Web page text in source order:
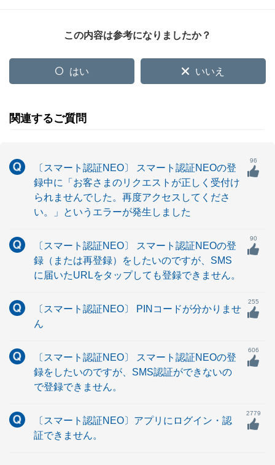
この内容は参考になりましたか？
はい いいえ
関連するご質問
〔スマート認証NEO〕 スマート認証NEOの登
録中に「お客さまのリクエストが正しく受付け
られませんでした。再度アクセスしてくださ
い。」というエラーが発生しました
96
〔スマート認証NEO〕 スマート認証NEOの登
録（または再登録）をしたいのですが、SMS
に届いたURLをタップしても登録できません。
90
〔スマート認証NEO〕 PINコードが分かりませ
ん
255
〔スマート認証NEO〕 スマート認証NEOの登
録をしたいのですが、SMS認証ができないの
で登録できません。
606
〔スマート認証NEO〕アプリにログイン・認
証できません。
2779